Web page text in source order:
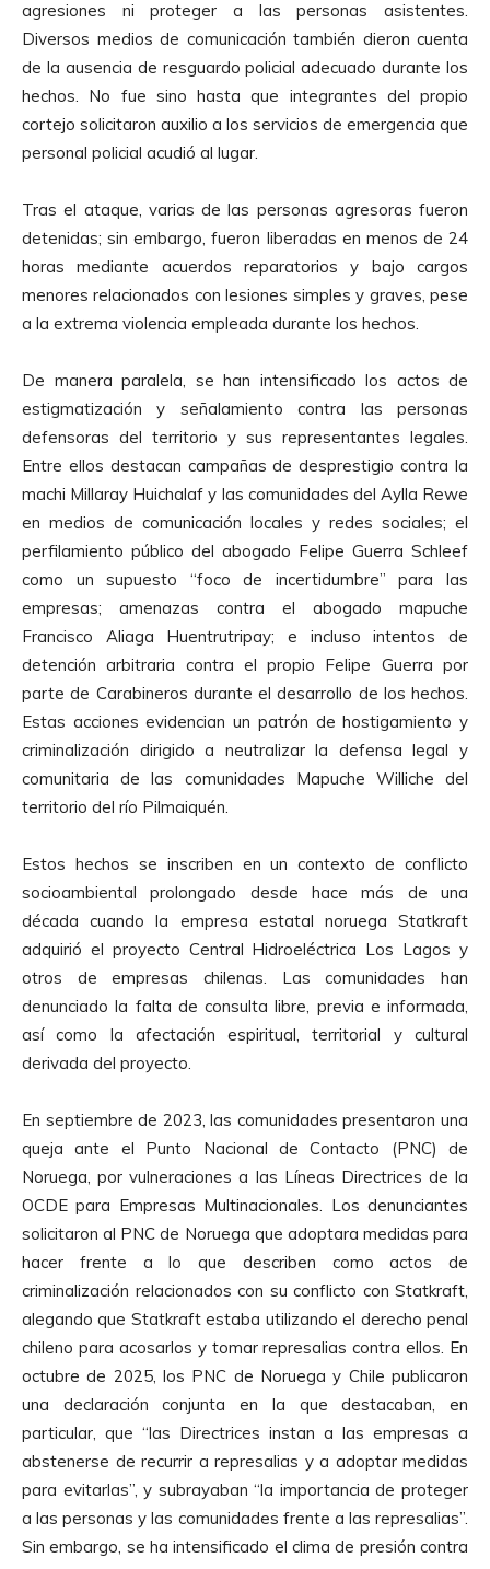
agresiones ni proteger a las personas asistentes.
Diversos medios de comunicación también dieron cuenta
de la ausencia de resguardo policial adecuado durante los
hechos. No fue sino hasta que integrantes del propio
cortejo solicitaron auxilio a los servicios de emergencia que
personal policial acudió al lugar.
Tras el ataque, varias de las personas agresoras fueron
detenidas; sin embargo, fueron liberadas en menos de 24
horas mediante acuerdos reparatorios y bajo cargos
menores relacionados con lesiones simples y graves, pese
a la extrema violencia empleada durante los hechos.
De manera paralela, se han intensificado los actos de
estigmatización y señalamiento contra las personas
defensoras del territorio y sus representantes legales.
Entre ellos destacan campañas de desprestigio contra la
machi Millaray Huichalaf y las comunidades del Aylla Rewe
en medios de comunicación locales y redes sociales; el
perfilamiento público del abogado Felipe Guerra Schleef
como un supuesto “foco de incertidumbre” para las
empresas; amenazas contra el abogado mapuche
Francisco Aliaga Huentrutripay; e incluso intentos de
detención arbitraria contra el propio Felipe Guerra por
parte de Carabineros durante el desarrollo de los hechos.
Estas acciones evidencian un patrón de hostigamiento y
criminalización dirigido a neutralizar la defensa legal y
comunitaria de las comunidades Mapuche Williche del
territorio del río Pilmaiquén.
Estos hechos se inscriben en un contexto de conflicto
socioambiental prolongado desde hace más de una
década cuando la empresa estatal noruega Statkraft
adquirió el proyecto Central Hidroeléctrica Los Lagos y
otros de empresas chilenas. Las comunidades han
denunciado la falta de consulta libre, previa e informada,
así como la afectación espiritual, territorial y cultural
derivada del proyecto.
En septiembre de 2023, las comunidades presentaron una
queja ante el Punto Nacional de Contacto (PNC) de
Noruega, por vulneraciones a las Líneas Directrices de la
OCDE para Empresas Multinacionales. Los denunciantes
solicitaron al PNC de Noruega que adoptara medidas para
hacer frente a lo que describen como actos de
criminalización relacionados con su conflicto con Statkraft,
alegando que Statkraft estaba utilizando el derecho penal
chileno para acosarlos y tomar represalias contra ellos. En
octubre de 2025, los PNC de Noruega y Chile publicaron
una declaración conjunta en la que destacaban, en
particular, que “las Directrices instan a las empresas a
abstenerse de recurrir a represalias y a adoptar medidas
para evitarlas”, y subrayaban “la importancia de proteger
a las personas y las comunidades frente a las represalias”.
Sin embargo, se ha intensificado el clima de presión contra